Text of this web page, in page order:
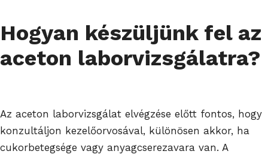
Hogyan készüljünk fel az
aceton laborvizsgálatra?
Az aceton laborvizsgálat elvégzése előtt fontos, hogy
konzultáljon kezelőorvosával, különösen akkor, ha
cukorbetegsége vagy anyagcserezavara van. A